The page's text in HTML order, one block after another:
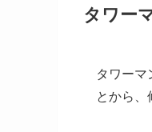
タワー
タワー
とから